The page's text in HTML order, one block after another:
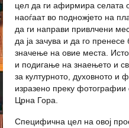
цел да ги афирмира селата
наоѓаат во подножјето на
да ги направи привлчени
да ја зачува и да го пренесе
значење на овие места.
и подигање на знаењето и
за културното, духовното и
изразено преку фотографии
Црна Гора.
Специфична цел на овој